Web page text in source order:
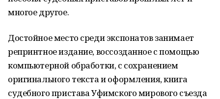
многое другое.
Достойное место среди экспонатов занимает
репринтное издание, воссозданное с помощью
компьютерной обработки, с сохранением
оригинального текста и оформления, книга
судебного пристава Уфимского мирового съезда